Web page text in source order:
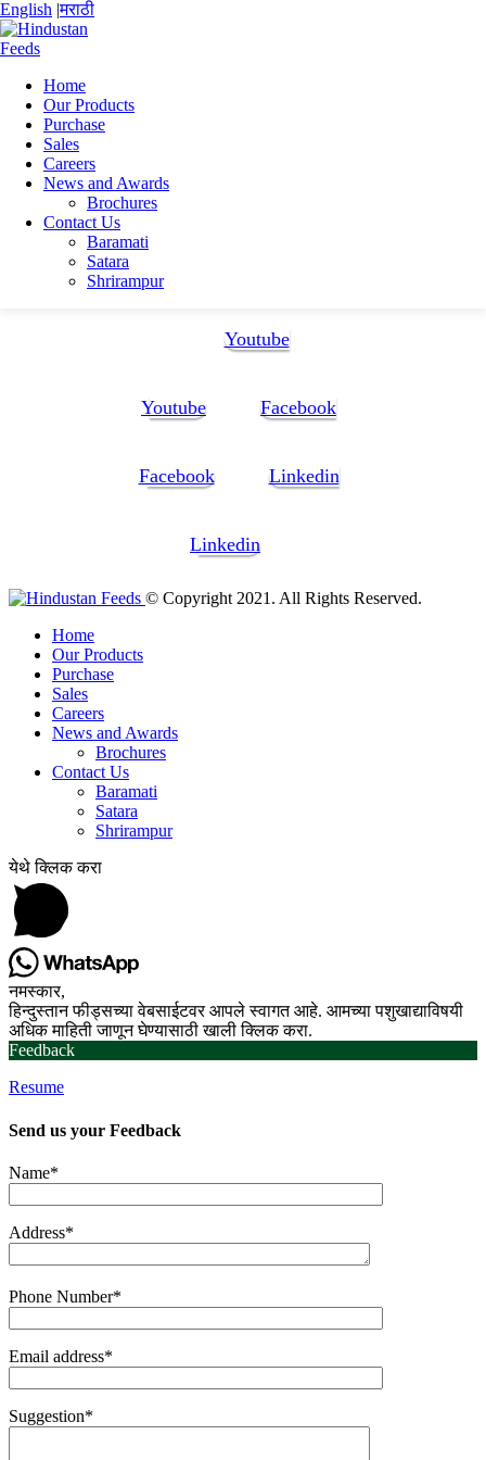
English |मराठी
Home
Our Products
Purchase
Sales
Careers
News and Awards
Brochures
Contact Us
Baramati
Satara
Shrirampur
Home
Sudipta Banerjee
Resume
Resume
Youtube
Youtube Facebook
Facebook Linkedin
Linkedin
© Copyright 2021. All Rights Reserved.
Home
Our Products
Purchase
Sales
Careers
News and Awards
Brochures
Contact Us
Baramati
Satara
Shrirampur
येथे क्लिक करा
नमस्कार,
हिन्दुस्तान फीड्सच्या वेबसाईटवर आपले स्वागत आहे. आमच्या पशुखाद्याविषयी
अधिक माहिती जाणून घेण्यासाठी खाली क्लिक करा.
Feedback
Resume
Send us your Feedback
Name*
Address*
Phone Number*
Email address*
Suggestion*